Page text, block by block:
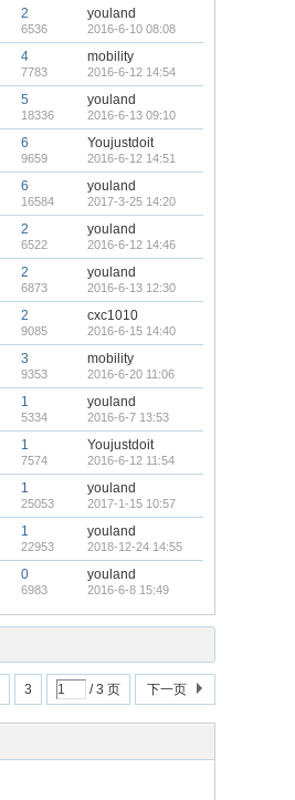
2
6536
youland
2016-6-10 08:08
4
7783
mobility
2016-6-12 14:54
5
18336
youland
2016-6-13 09:10
6
9659
Youjustdoit
2016-6-12 14:51
6
16584
youland
2017-3-25 14:20
2
6522
youland
2016-6-12 14:46
2
6873
youland
2016-6-13 12:30
2
9085
cxc1010
2016-6-15 14:40
3
9353
mobility
2016-6-20 11:06
1
5334
youland
2016-6-7 13:53
1
7574
Youjustdoit
2016-6-12 11:54
1
25053
youland
2017-1-15 10:57
1
22953
youland
2018-12-24 14:55
0
6983
youland
2016-6-8 15:49
3 / 3 页 下一页